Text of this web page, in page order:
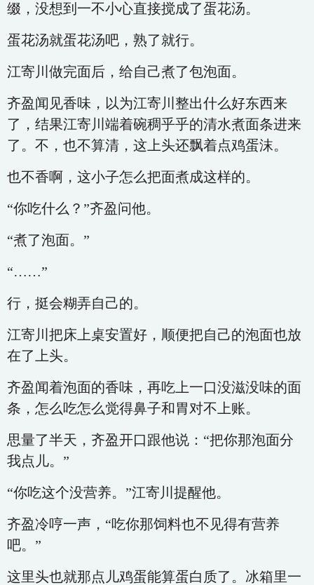
缀，没想到一不小心直接搅成了蛋花汤。
蛋花汤就蛋花汤吧，熟了就行。
江寄川做完面后，给自己煮了包泡面。
齐盈闻见香味，以为江寄川整出什么好东西来
了，结果江寄川端着碗稠乎乎的清水煮面条进来
了。不，也不算清，这上头还飘着点鸡蛋沫。
也不香啊，这小子怎么把面煮成这样的。
“你吃什么？”齐盈问他。
“煮了泡面。”
“……”
行，挺会糊弄自己的。
江寄川把床上桌安置好，顺便把自己的泡面也放
在了上头。
齐盈闻着泡面的香味，再吃上一口没滋没味的面
条，怎么吃怎么觉得鼻子和胃对不上账。
思量了半天，齐盈开口跟他说：“把你那泡面分
我点儿。”
“你吃这个没营养。”江寄川提醒他。
齐盈冷哼一声，“吃你那饲料也不见得有营养
吧。”
这里头也就那点儿鸡蛋能算蛋白质了。冰箱里一